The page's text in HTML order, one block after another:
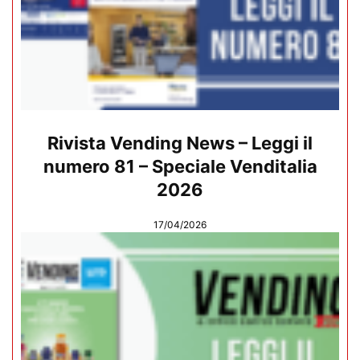
Rivista Vending News – Leggi il
numero 81 – Speciale Venditalia
2026
17/04/2026